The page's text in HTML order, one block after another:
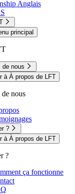
Anglais
principal
de nous
à À propos de LFT
nous
?
à À propos de LFT
?
ça fonctionne